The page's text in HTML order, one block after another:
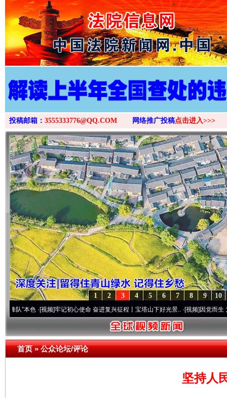
>
投稿邮箱： 3555333776@QQ.COM 网络推广投稿点击进入>>>
10
9
8
7
6
5
4
3
2
1
·[视频]牢记初心使命 奋进复兴征程丨宝塔山下好光景..·[视频]因党而生 为党而战
首页»公众论坛/评论
坚持人